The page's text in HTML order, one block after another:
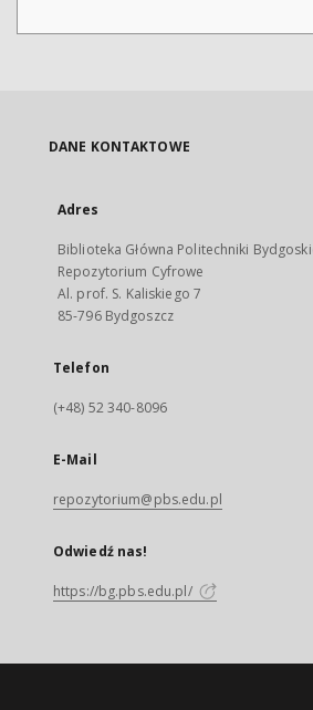
DANE KONTAKTOWE
Adres
Biblioteka Główna Politechniki
Repozytorium Cyfrowe
Al. prof. S. Kaliskiego 7
85-796 Bydgoszcz
Telefon
(+48) 52 340-8096
E-Mail
repozytorium@pbs.edu.pl
Odwiedź nas!
https://bg.pbs.edu.pl/